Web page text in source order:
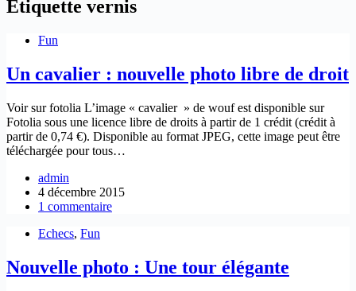
Étiquette vernis
Fun
Un cavalier : nouvelle photo libre de droit
Voir sur fotolia L’image « cavalier » de wouf est disponible sur
Fotolia sous une licence libre de droits à partir de 1 crédit (crédit à
partir de 0,74 €). Disponible au format JPEG, cette image peut être
téléchargée pour tous…
admin
4 décembre 2015
1 commentaire
Echecs, Fun
Nouvelle photo : Une tour élégante